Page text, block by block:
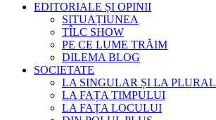
EDITORIALE ȘI OPINII
SITUAȚIUNEA
TÎLC SHOW
PE CE LUME TRĂIM
DILEMA BLOG
SOCIETATE
LA SINGULAR ȘI LA PLURAL
LA FAȚA TIMPULUI
LA FAȚA LOCULUI